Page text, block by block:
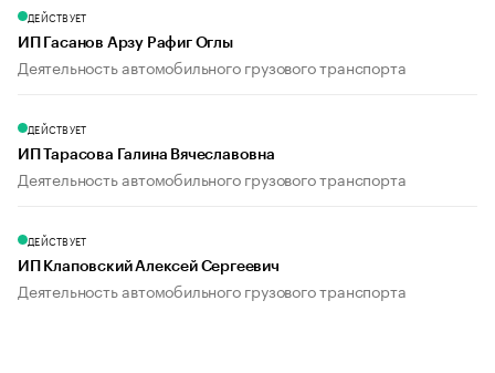
ДЕЙСТВУЕТ
ИП Гасанов Арзу Рафиг Оглы
Деятельность автомобильного грузового транспорта
ДЕЙСТВУЕТ
ИП Тарасова Галина Вячеславовна
Деятельность автомобильного грузового транспорта
ДЕЙСТВУЕТ
ИП Клаповский Алексей Сергеевич
Деятельность автомобильного грузового транспорта